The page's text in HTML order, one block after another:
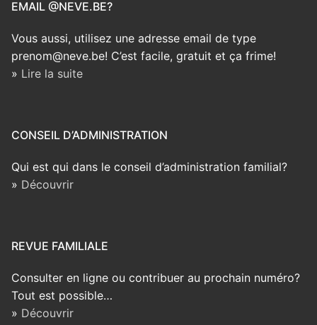
EMAIL @NEVE.BE?
Vous aussi, utilisez une adresse email de type
prenom@neve.be! C’est facile, gratuit et ça frime!
» Lire la suite
CONSEIL D’ADMINISTRATION
Qui est qui dans le conseil d’administration familial?
» Découvrir
REVUE FAMILIALE
Consulter en ligne ou contribuer au prochain numéro?
Tout est possible…
» Découvrir